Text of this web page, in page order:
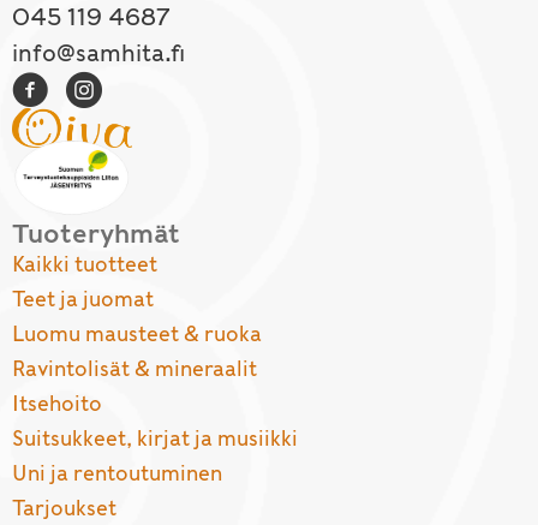
045 119 4687
info@samhita.fi
Tuoteryhmät
Kaikki tuotteet
Teet ja juomat
Luomu mausteet & ruoka
Ravintolisät & mineraalit
Itsehoito
Suitsukkeet, kirjat ja musiikki
Uni ja rentoutuminen
Tarjoukset